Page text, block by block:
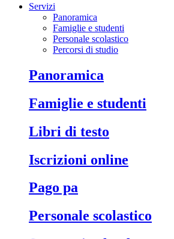
Servizi
Panoramica
Famiglie e studenti
Personale scolastico
Percorsi di studio
panoramica
famiglie e studenti
libri di testo
iscrizioni online
pago pa
personale scolastico